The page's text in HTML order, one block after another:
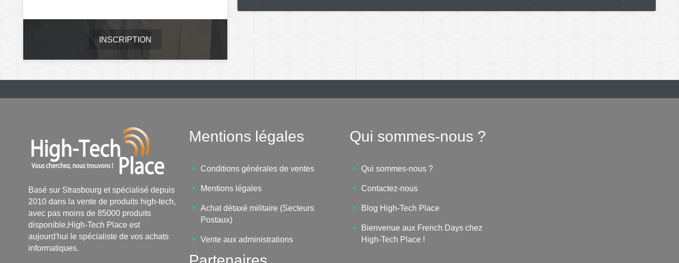
INSCRIPTION
Basé sur Strasbourg et spécialisé depuis
2010 dans la vente de produits high-tech,
avec pas moins de 85000 produits
disponible,High-Tech Place est
aujourd'hui le spécialiste de vos achats
informatiques.
Mentions légales
Conditions générales de ventes
Mentions légales
Achat détaxé militaire (Secteurs
Postaux)
Vente aux administrations
Qui sommes-nous ?
Qui sommes-nous ?
Contactez-nous
Blog High-Tech Place
Bienvenue aux French Days chez
High-Tech Place !